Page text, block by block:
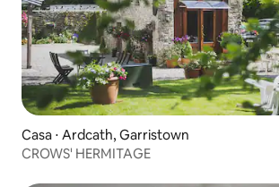
Casa ⋅ Ardcath, Garristown
CROWS' HERMITAGE